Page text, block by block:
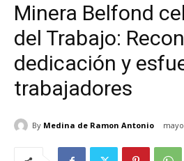
Minera Belfond
del Trabajo:
dedicación y
trabajadores
By Medina de Ramon Antonio